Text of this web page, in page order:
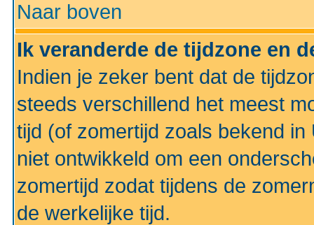
Naar boven
Ik veranderde de tijdzone en
Indien je zeker bent dat de
steeds verschillend het meest
tijd (of zomertijd zoals bekend
niet ontwikkeld om een
zomertijd zodat tijdens de
de werkelijke tijd.